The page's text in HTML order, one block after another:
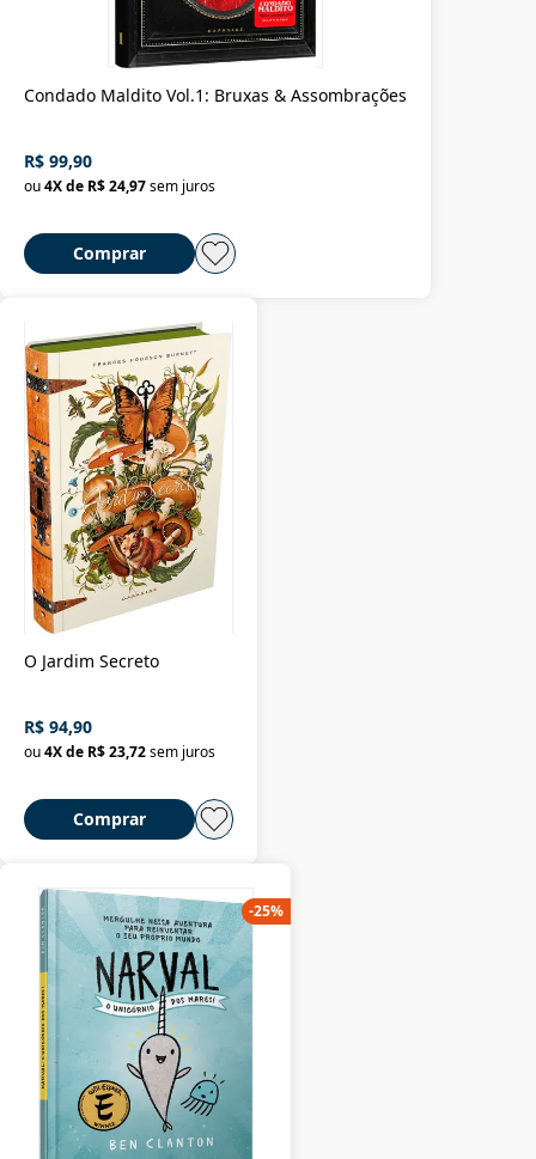
Condado Maldito Vol.1: Bruxas & Assombrações
R$ 99,90
ou4X de R$ 24,97sem juros
Comprar
O Jardim Secreto
R$ 94,90
ou4X de R$ 23,72sem juros
Comprar
-25%